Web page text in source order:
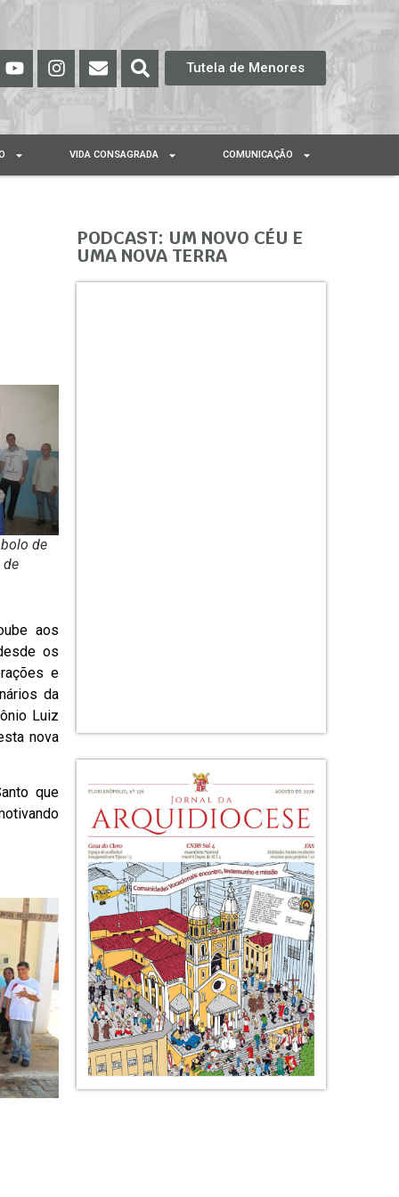
Tutela de Menores
VIDA CONSAGRADA COMUNICAÇÃO
de
de
aos
os
e
da
Luiz
nova
que
PODCAST: UM NOVO CÉU E
UMA NOVA TERRA